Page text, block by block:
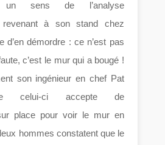
sens de l’analyse
revenant à son stand chez
d’en démordre : ce n’est pas
c’est le mur qui a bougé !
son ingénieur en chef Pat
celui-ci accepte de
place pour voir le mur en
hommes constatent que le